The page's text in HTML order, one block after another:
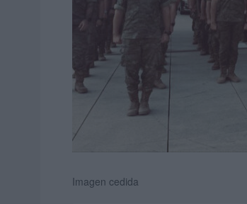
Imagen cedida